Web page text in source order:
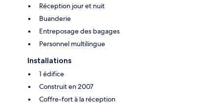
Réception jour et nuit
Buanderie
Entreposage des bagages
Personnel multilingue
Installations
1 édifice
Construit en 2007
Coffre-fort à la réception